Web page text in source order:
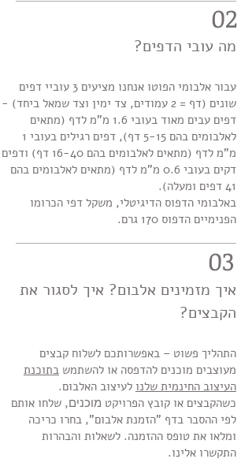
מה עובי הדפים?
עבור אלבומי הפוטו אנחנו מציעים 3 עוביי דפים
שונים (דף = 2 עמודים, צד ימין וצד שמאל ביחד) -
דפים עבים מאוד בעובי 1.6 מ"מ לדף (מתאים
לאלבומים בהם 5-15 דף), דפים רגילים בעובי 1
מ"מ לדף (מתאים לאלבומים בהם 16-40 דף) ודפים
דקים בעובי 0.6 מ"מ לדף (מתאים לאלבומים בהם
41 דפים ומעלה).
באלבומי הדפוס הדיגיטלי, משקל דפי הכרומו
הפנימיים הדפוס 170 גרם.
02
03
איך מזמינים אלבום? איך לסגור את
הקבצים?
התהליך פשוט – באפשרותכם לשלוח קבצים
מעוצבים מוכנים להדפסה או להשתמש בתוכנת
העיצוב החינמית שלנו לעיצוב האלבום.
כשהקבצים או קובץ הפרויקט מוכנים, שלחו אותם
לפי ההסבר בדף "הזמנת אלבום", בחרו כריכה
ומלאו את טופס ההזמנה. לשאלות והבהרות
התקשרו אלינו.